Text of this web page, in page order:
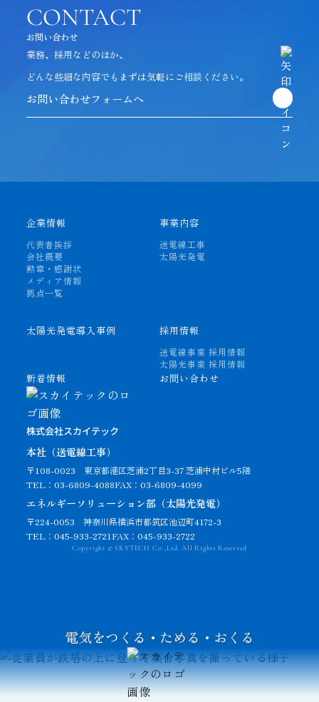
CONTACT
お問い合わせ
業務、採用などのほか、
どんな些細な内容でも まずは気軽にご相談ください。
お問い合わせフォームへ
株式会社スカイテック
本社（送電線工事）
〒108-0023 東京都港区芝浦2丁目3-37 芝浦中村ビル5階
TEL：03-6809-4088FAX：03-6809-4099
エネルギーソリューション部（太陽光発電）
〒224-0053 神奈川県横浜市都筑区池辺町4172-3
TEL：045-933-2721FAX：045-933-2722
企業情報
代表者挨拶
会社概要
勲章・感謝状
メディア情報
拠点一覧
事業内容
送電線工事
太陽光発電
太陽光発電導入事例 採用情報
送電線事業 採用情報
太陽光事業 採用情報
新着情報 お問い合わせ
Copyright © SKYTECH Co.,Ltd. All Rights Reserved
電気をつくる・ためる・おくる